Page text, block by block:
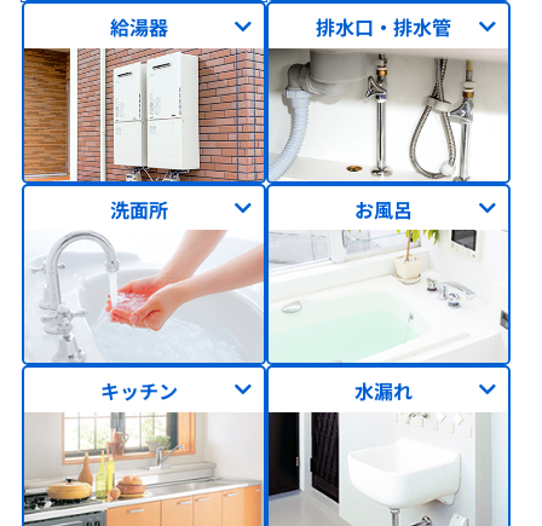
給湯器 排水口・排水管
洗面所 お風呂
キッチン 水漏れ